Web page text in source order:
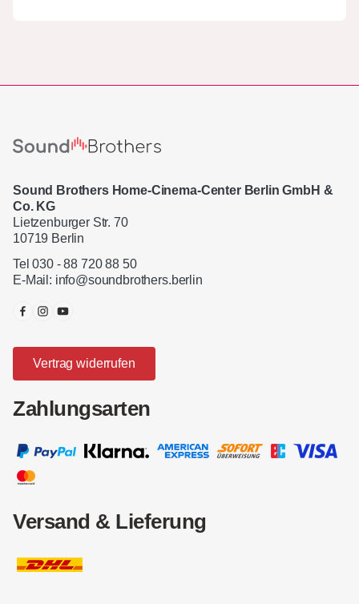
Sound Brothers Home-Cinema-Center Berlin GmbH &
Co. KG
Lietzenburger Str. 70
10719 Berlin
Tel 030 - 88 720 88 50
E-Mail: info@soundbrothers.berlin
Vertrag widerrufen
Zahlungsarten
Versand & Lieferung